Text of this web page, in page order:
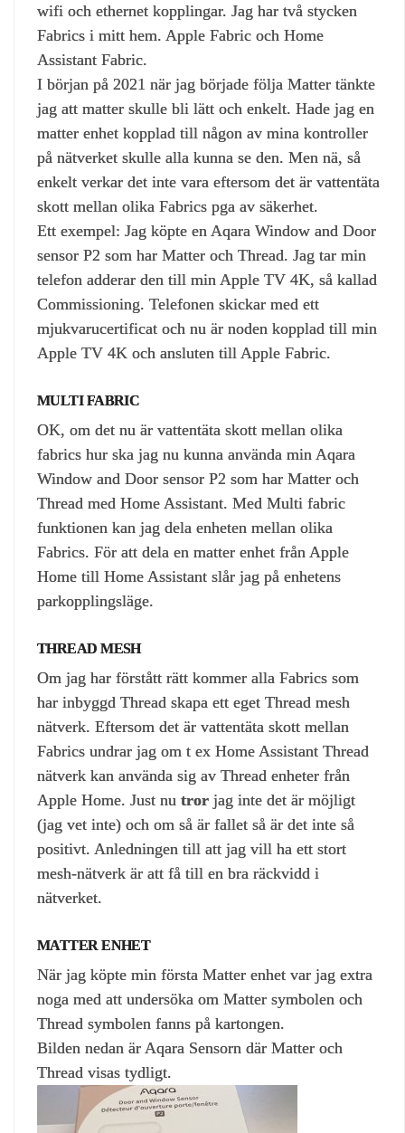
wifi och ethernet kopplingar. Jag har två stycken
Fabrics i mitt hem. Apple Fabric och Home
Assistant Fabric.
I början på 2021 när jag började följa Matter tänkte
jag att matter skulle bli lätt och enkelt. Hade jag en
matter enhet kopplad till någon av mina kontroller
på nätverket skulle alla kunna se den. Men nä, så
enkelt verkar det inte vara eftersom det är vattentäta
skott mellan olika Fabrics pga av säkerhet.
Ett exempel: Jag köpte en Aqara Window and Door
sensor P2 som har Matter och Thread. Jag tar min
telefon adderar den till min Apple TV 4K, så kallad
Commissioning. Telefonen skickar med ett
mjukvarucertificat och nu är noden kopplad till min
Apple TV 4K och ansluten till Apple Fabric.
MULTI FABRIC
OK, om det nu är vattentäta skott mellan olika
fabrics hur ska jag nu kunna använda min Aqara
Window and Door sensor P2 som har Matter och
Thread med Home Assistant. Med Multi fabric
funktionen kan jag dela enheten mellan olika
Fabrics. För att dela en matter enhet från Apple
Home till Home Assistant slår jag på enhetens
parkopplingsläge.
THREAD MESH
Om jag har förstått rätt kommer alla Fabrics som
har inbyggd Thread skapa ett eget Thread mesh
nätverk. Eftersom det är vattentäta skott mellan
Fabrics undrar jag om t ex Home Assistant Thread
nätverk kan använda sig av Thread enheter från
Apple Home. Just nu tror jag inte det är möjligt
(jag vet inte) och om så är fallet så är det inte så
positivt. Anledningen till att jag vill ha ett stort
mesh-nätverk är att få till en bra räckvidd i
nätverket.
MATTER ENHET
När jag köpte min första Matter enhet var jag extra
noga med att undersöka om Matter symbolen och
Thread symbolen fanns på kartongen.
Bilden nedan är Aqara Sensorn där Matter och
Thread visas tydligt.